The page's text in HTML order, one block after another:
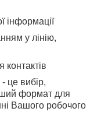
інформації
у лінію,
це вибір,
формат для
Вашого робочого